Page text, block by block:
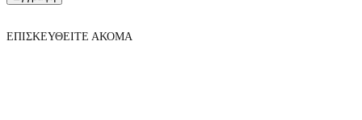
ΕΠΙΣΚΕΥΘΕΙΤΕ ΑΚΟΜΑ